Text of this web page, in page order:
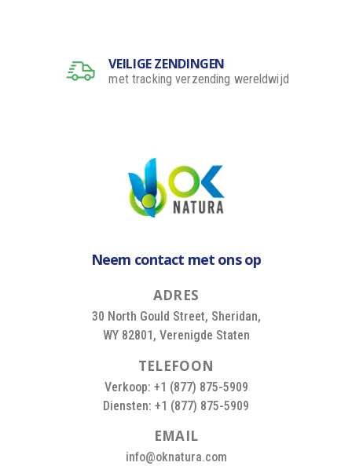
VEILIGE ZENDINGEN
met tracking verzending wereldwijd
Neem contact met ons op
ADRES
30 North Gould Street, Sheridan,
WY 82801, Verenigde Staten
TELEFOON
Verkoop: +1 (877) 875-5909
Diensten: +1 (877) 875-5909
EMAIL
info@oknatura.com